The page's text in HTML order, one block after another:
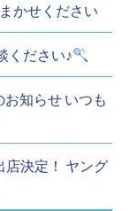
かせください︎
ください♪
知らせ いつも
店決定！ ヤング